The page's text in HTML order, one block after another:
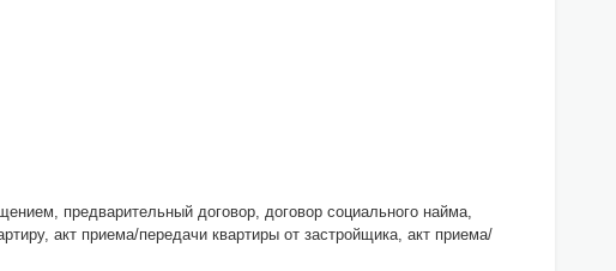
предварительный договор, договор социального найма,
акт приема/передачи квартиры от застройщика, акт приема/